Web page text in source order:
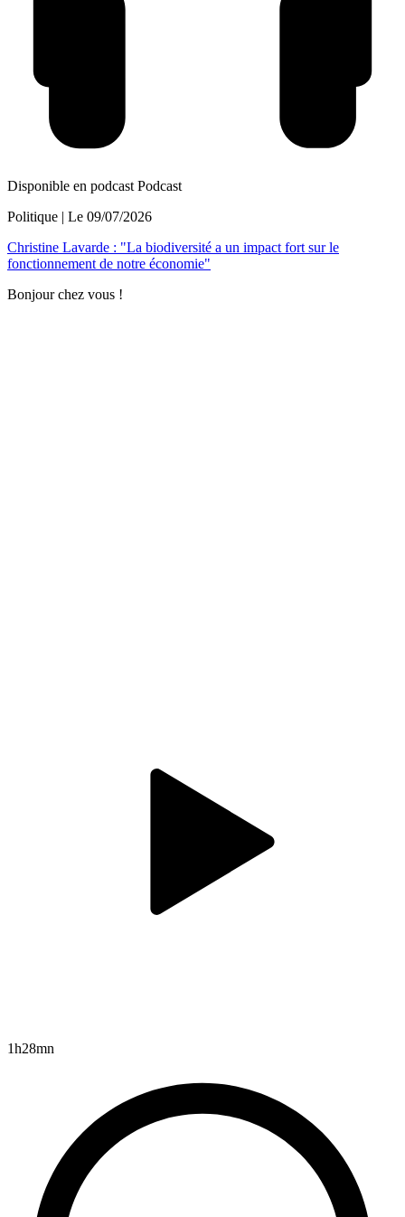
Disponible en podcast Podcast
Politique | Le 09/07/2026
Christine Lavarde : "La biodiversité a un impact fort sur le
fonctionnement de notre économie"
Bonjour chez vous !
1h28mn